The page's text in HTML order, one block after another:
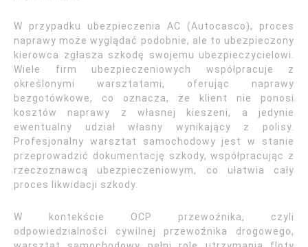
W przypadku ubezpieczenia AC (Autocasco), proces
naprawy może wyglądać podobnie, ale to ubezpieczony
kierowca zgłasza szkodę swojemu ubezpieczycielowi.
Wiele firm ubezpieczeniowych współpracuje z
określonymi warsztatami, oferując naprawy
bezgotówkowe, co oznacza, że klient nie ponosi
kosztów naprawy z własnej kieszeni, a jedynie
ewentualny udział własny wynikający z polisy.
Profesjonalny warsztat samochodowy jest w stanie
przeprowadzić dokumentację szkody, współpracując z
rzeczoznawcą ubezpieczeniowym, co ułatwia cały
proces likwidacji szkody.
W kontekście OCP przewoźnika, czyli
odpowiedzialności cywilnej przewoźnika drogowego,